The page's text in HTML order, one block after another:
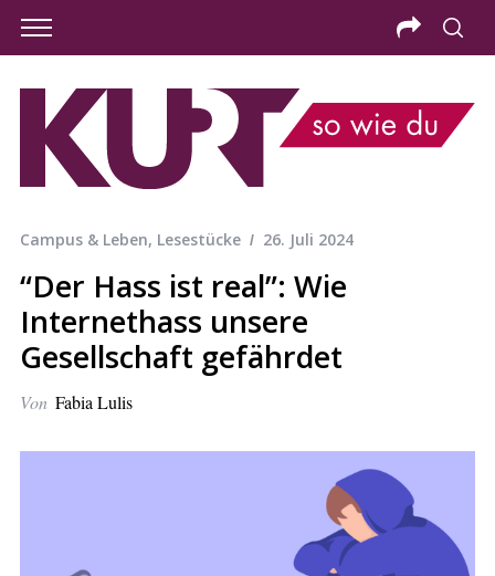
Campus & Leben, Lesestücke 26. Juli 2024
“Der Hass ist real”: Wie
Internethass unsere
Gesellschaft gefährdet
Von Fabia Lulis